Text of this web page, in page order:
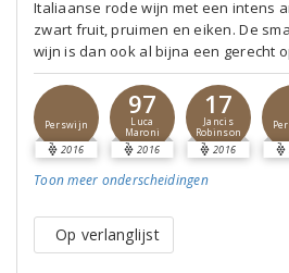
Italiaanse rode wijn met een intens
zwart fruit, pruimen en eiken. De
wijn is dan ook al bijna een gerecht
Perswijn
2016
97
Luca
Maroni
2016
17
Jancis
Robinson
2016
Toon meer onderscheidingen
Op verlanglijst